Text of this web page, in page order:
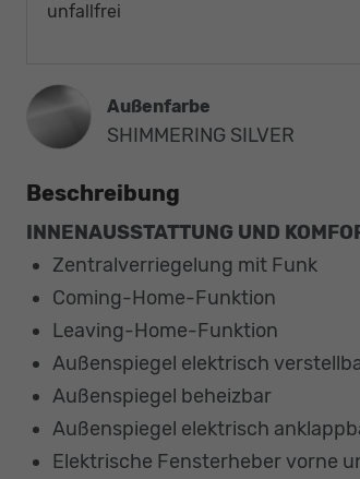
unfallfrei
Außenfarbe
SHIMMERING SILVER
Beschreibung
INNENAUSSTATTUNG UND
Zentralverriegelung mit Funk
Coming-Home-Funktion
Leaving-Home-Funktion
Außenspiegel elektrisch
Außenspiegel beheizbar
Außenspiegel elektrisch
Elektrische Fensterheber vorne